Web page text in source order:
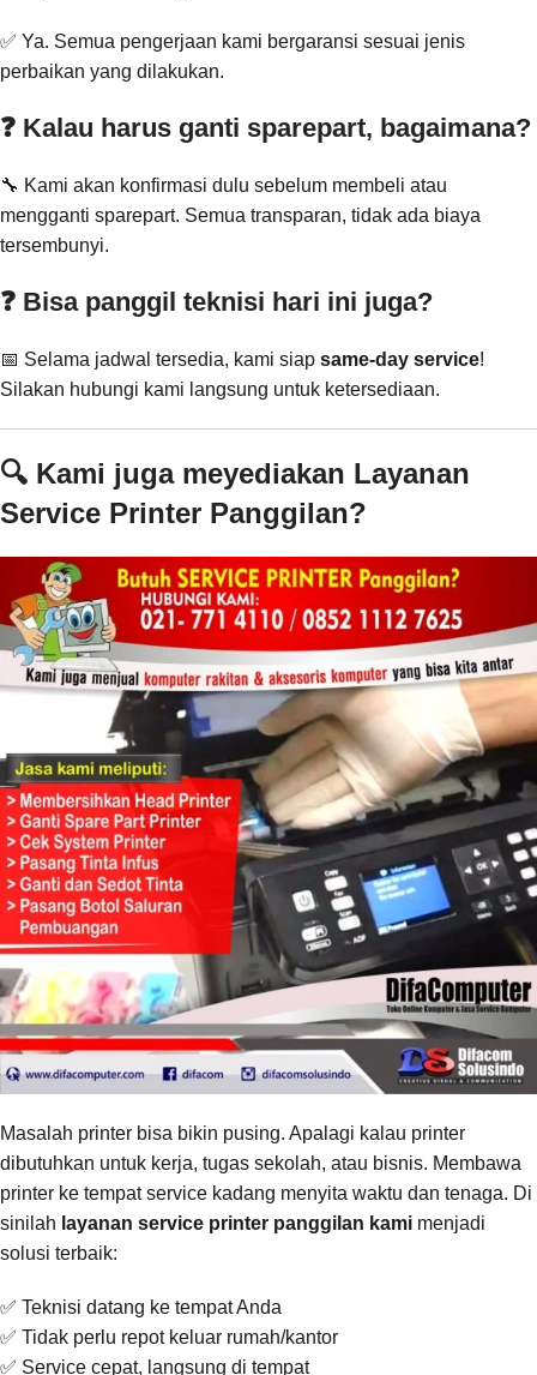
✅ Ya. Semua pengerjaan kami bergaransi sesuai jenis
perbaikan yang dilakukan.
❓ Kalau harus ganti sparepart, bagaimana?
🔧 Kami akan konfirmasi dulu sebelum membeli atau
mengganti sparepart. Semua transparan, tidak ada biaya
tersembunyi.
❓ Bisa panggil teknisi hari ini juga?
📅 Selama jadwal tersedia, kami siap same-day service!
Silakan hubungi kami langsung untuk ketersediaan.
🔍 Kami juga meyediakan Layanan
Service Printer Panggilan?
Masalah printer bisa bikin pusing. Apalagi kalau printer
dibutuhkan untuk kerja, tugas sekolah, atau bisnis. Membawa
printer ke tempat service kadang menyita waktu dan tenaga. Di
sinilah layanan service printer panggilan kami menjadi
solusi terbaik:
✅ Teknisi datang ke tempat Anda
✅ Tidak perlu repot keluar rumah/kantor
✅ Service cepat, langsung di tempat